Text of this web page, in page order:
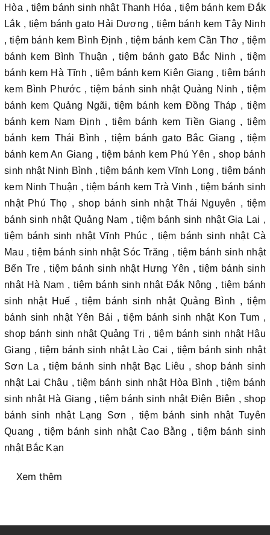
Hòa , tiệm bánh sinh nhật Thanh Hóa , tiệm bánh kem Đắk
Lắk , tiệm bánh gato Hải Dương , tiệm bánh kem Tây Ninh
, tiệm bánh kem Bình Định , tiệm bánh kem Cần Thơ , tiệm
bánh kem Bình Thuận , tiệm bánh gato Bắc Ninh , tiệm
bánh kem Hà Tĩnh , tiệm bánh kem Kiên Giang , tiệm bánh
kem Bình Phước , tiệm bánh sinh nhật Quảng Ninh , tiệm
bánh kem Quảng Ngãi, tiệm bánh kem Đồng Tháp , tiệm
bánh kem Nam Định , tiệm bánh kem Tiền Giang , tiệm
bánh kem Thái Bình , tiệm bánh gato Bắc Giang , tiệm
bánh kem An Giang , tiệm bánh kem Phú Yên , shop bánh
sinh nhật Ninh Bình , tiệm bánh kem Vĩnh Long , tiệm bánh
kem Ninh Thuận , tiệm bánh kem Trà Vinh , tiệm bánh sinh
nhật Phú Thọ , shop bánh sinh nhật Thái Nguyên , tiệm
bánh sinh nhật Quảng Nam , tiệm bánh sinh nhật Gia Lai ,
tiệm bánh sinh nhật Vĩnh Phúc , tiệm bánh sinh nhật Cà
Mau , tiệm bánh sinh nhật Sóc Trăng , tiệm bánh sinh nhật
Bến Tre , tiệm bánh sinh nhật Hưng Yên , tiệm bánh sinh
nhật Hà Nam , tiệm bánh sinh nhật Đắk Nông , tiệm bánh
sinh nhật Huế , tiệm bánh sinh nhật Quảng Bình , tiệm
bánh sinh nhật Yên Bái , tiệm bánh sinh nhật Kon Tum ,
shop bánh sinh nhật Quảng Trị , tiệm bánh sinh nhật Hậu
Giang , tiệm bánh sinh nhật Lào Cai , tiệm bánh sinh nhật
Sơn La , tiệm bánh sinh nhật Bạc Liêu , shop bánh sinh
nhật Lai Châu , tiệm bánh sinh nhật Hòa Bình , tiệm bánh
sinh nhật Hà Giang , tiệm bánh sinh nhật Điện Biên , shop
bánh sinh nhật Lạng Sơn , tiệm bánh sinh nhật Tuyên
Quang , tiệm bánh sinh nhật Cao Bằng , tiệm bánh sinh
nhật Bắc Kạn
Xem thêm